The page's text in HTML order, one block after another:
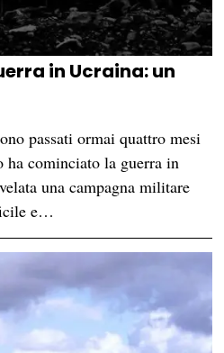
in Ucraina: un
passati ormai quattro mesi
ha cominciato la guerra in
una campagna militare
e…